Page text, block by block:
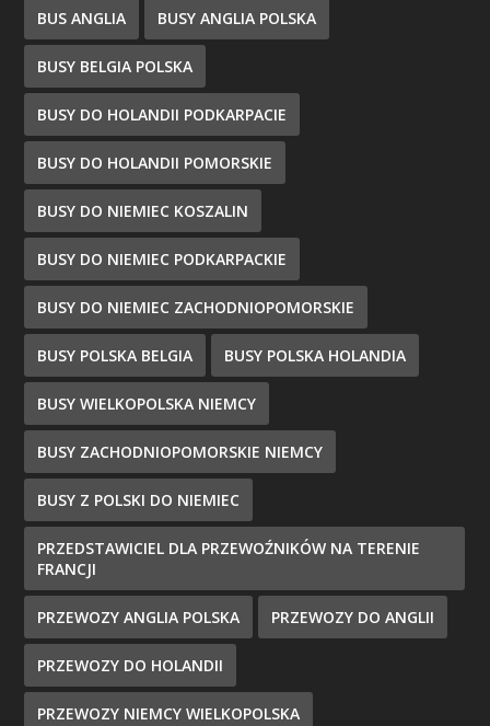
BUS ANGLIA BUSY ANGLIA POLSKA
BUSY BELGIA POLSKA
BUSY DO HOLANDII PODKARPACIE
BUSY DO HOLANDII POMORSKIE
BUSY DO NIEMIEC KOSZALIN
BUSY DO NIEMIEC PODKARPACKIE
BUSY DO NIEMIEC ZACHODNIOPOMORSKIE
BUSY POLSKA BELGIA BUSY POLSKA HOLANDIA
BUSY WIELKOPOLSKA NIEMCY
BUSY ZACHODNIOPOMORSKIE NIEMCY
BUSY Z POLSKI DO NIEMIEC
PRZEDSTAWICIEL DLA PRZEWOŹNIKÓW NA TERENIE
FRANCJI
PRZEWOZY ANGLIA POLSKA PRZEWOZY DO ANGLII
PRZEWOZY DO HOLANDII
PRZEWOZY NIEMCY WIELKOPOLSKA